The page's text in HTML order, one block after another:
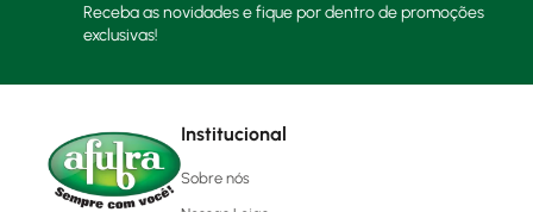
Receba as novidades e fique por dentro de promoções
exclusivas!
Institucional
Sobre nós